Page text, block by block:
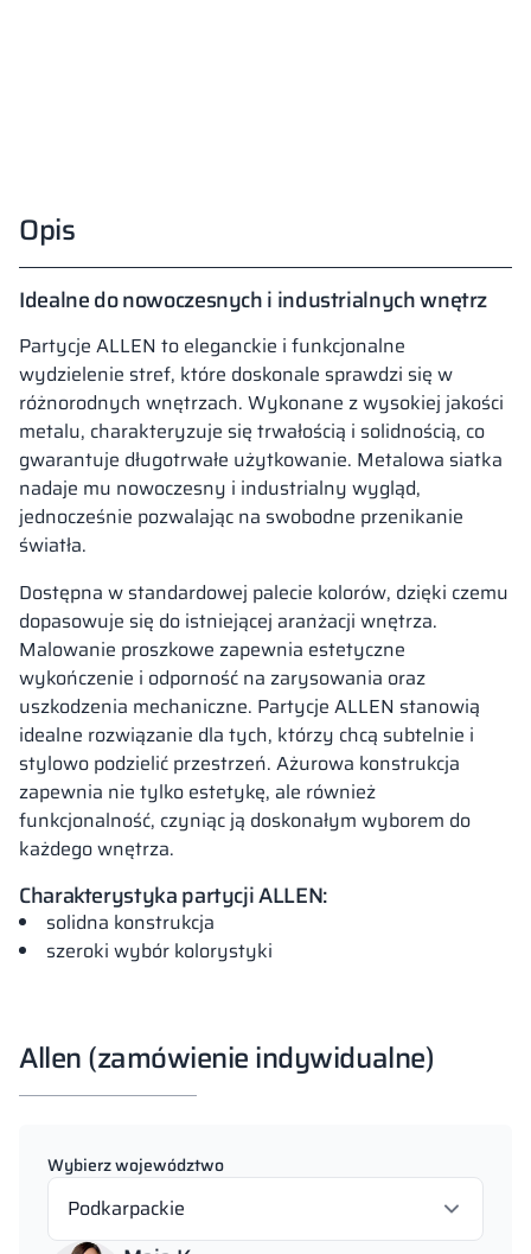
Opis
Idealne do nowoczesnych i industrialnych wnętrz
Partycje ALLEN to eleganckie i funkcjonalne
wydzielenie stref, które doskonale sprawdzi się w
różnorodnych wnętrzach. Wykonane z wysokiej jakości
metalu, charakteryzuje się trwałością i solidnością, co
gwarantuje długotrwałe użytkowanie. Metalowa siatka
nadaje mu nowoczesny i industrialny wygląd,
jednocześnie pozwalając na swobodne przenikanie
światła.
Dostępna w standardowej palecie kolorów, dzięki czemu
dopasowuje się do istniejącej aranżacji wnętrza.
Malowanie proszkowe zapewnia estetyczne
wykończenie i odporność na zarysowania oraz
uszkodzenia mechaniczne. Partycje ALLEN stanowią
idealne rozwiązanie dla tych, którzy chcą subtelnie i
stylowo podzielić przestrzeń. Ażurowa konstrukcja
zapewnia nie tylko estetykę, ale również
funkcjonalność, czyniąc ją doskonałym wyborem do
każdego wnętrza.
Charakterystyka partycji ALLEN:
solidna konstrukcja
szeroki wybór kolorystyki
Allen (zamówienie indywidualne)
Wybierz województwo
Podkarpackie